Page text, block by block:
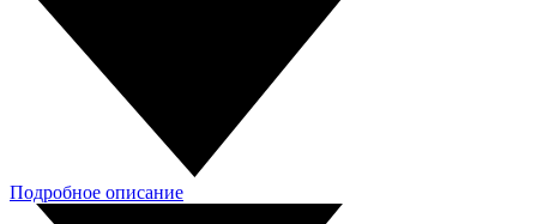
Подробное описание